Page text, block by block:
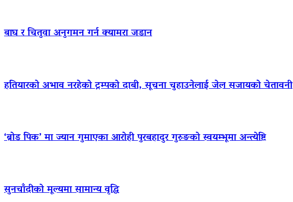
बाघ र चितुवा अनुगमन गर्न क्यामरा जडान
हतियारको अभाव नरहेको ट्रम्पको दाबी, सूचना चुहाउनेलाई जेल सजायको चेतावनी
‘ब्रोड पिक’ मा ज्यान गुमाएका आराेही पुरबहादुर गुरुङको स्वयम्भूमा अन्त्येष्टि
सुनचाँदीको मूल्यमा सामान्य वृद्धि